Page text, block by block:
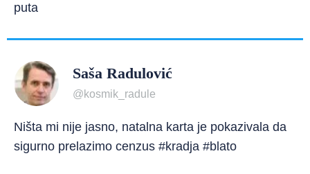
puta
Saša Radulović
@kosmik_radule
Ništa mi nije jasno, natalna karta je pokazivala da
sigurno prelazimo cenzus #kradja #blato